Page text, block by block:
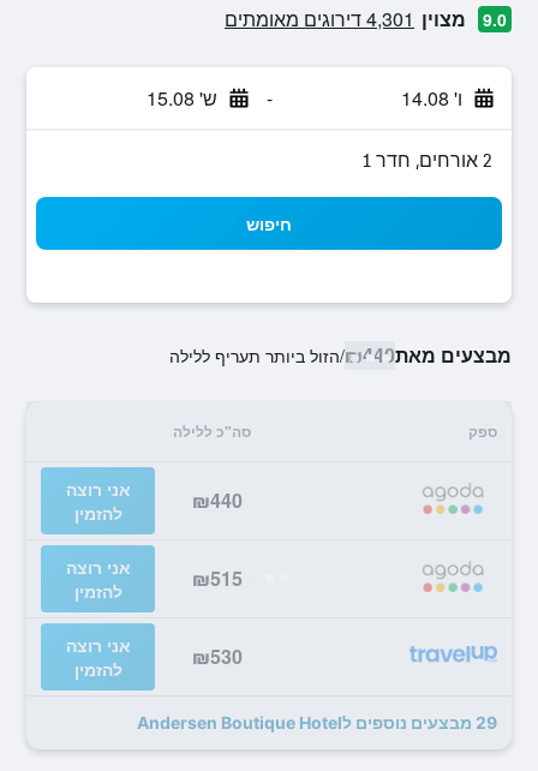
9.0 מצוין 4,301 דירוגים מאומתים
ו' 14.08 - ש' 15.08
2 אורחים, חדר 1
חיפוש
מבצעים מאת₪440
/הזול ביותר תעריף ללילה
ספק סה"כ ללילה
₪440
אני רוצה
להזמין
₪515
אני רוצה
להזמין
₪530
אני רוצה
להזמין
29 מבצעים נוספים לAndersen Boutique Hotel